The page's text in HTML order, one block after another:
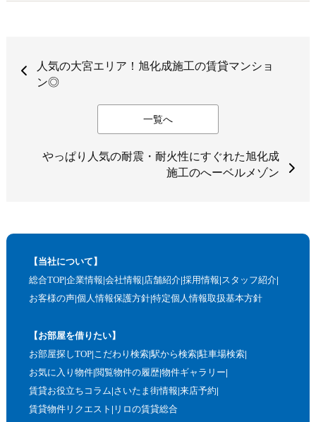
人気の大宮エリア！旭化成施工の賃貸マンショ
ン◎
一覧へ
やっぱり人気の耐震・耐火性にすぐれた旭化成
施工のへーベルメゾン
【当社について】
総合TOP 企業情報 会社情報 店舗紹介 採用情報 スタッフ紹介
お客様の声 個人情報保護方針 特定個人情報取扱基本方針
【お部屋を借りたい】
お部屋探しTOP こだわり検索 駅から検索 駐車場検索
お気に入り物件 閲覧物件の履歴 物件ギャラリー
賃貸お役立ちコラム さいたま街情報 来店予約
賃貸物件リクエスト リロの賃貸総合